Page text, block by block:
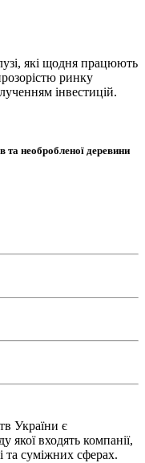
які щодня працюють
ринку
інвестицій.
та необробленої деревини
України є
якої входять компанії,
та суміжних сферах.